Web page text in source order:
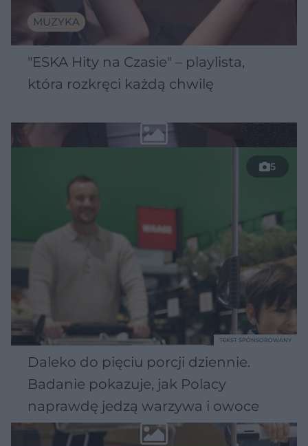
MUZYKA
"ESKA Hity na Czasie" – playlista,
która rozkręci każdą chwilę
5
Daleko do pięciu porcji dziennie.
Badanie pokazuje, jak Polacy
naprawdę jedzą warzywa i owoce
TEKST SPONSOROWANY